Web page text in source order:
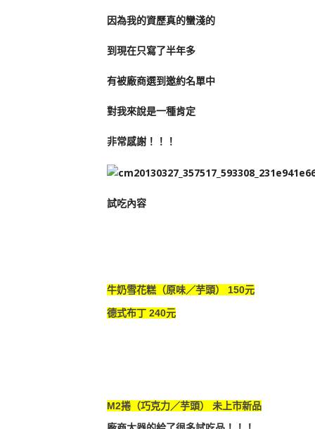
因為我的資歷真的蠻淺的
到現在只寫了半年多
有被廠商選到邀約名單中
對我來說是一種肯定
非常感謝！！！
試吃內容
牛奶雪花糕（原味／芋頭） 150元
德式布丁 240元
M2捲（巧克力／芋頭） 未上市新品